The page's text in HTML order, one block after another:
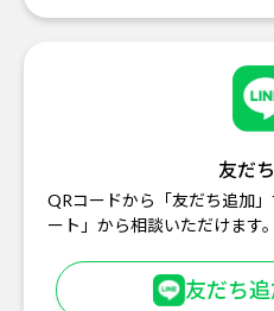
友だ
QRコードから「友だち追加
ート」から相談いただけます。
友だち